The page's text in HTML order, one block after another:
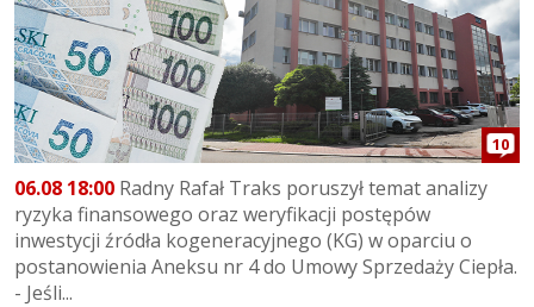
10
06.08 18:00 Radny Rafał Traks poruszył temat analizy
ryzyka finansowego oraz weryfikacji postępów
inwestycji źródła kogeneracyjnego (KG) w oparciu o
postanowienia Aneksu nr 4 do Umowy Sprzedaży Ciepła.
- Jeśli...